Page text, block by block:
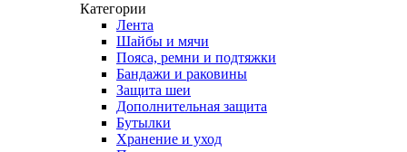
Категории
Лента
Шайбы и мячи
Пояса, ремни и подтяжки
Бандажи и раковины
Защита шеи
Дополнительная защита
Бутылки
Хранение и уход